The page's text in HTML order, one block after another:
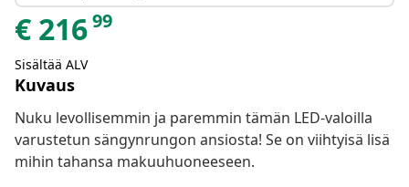
€ 21699
Sisältää ALV
Kuvaus
Nuku levollisemmin ja paremmin tämän LED-valoilla
varustetun sängynrungon ansiosta! Se on viihtyisä lisä
mihin tahansa makuuhuoneeseen.